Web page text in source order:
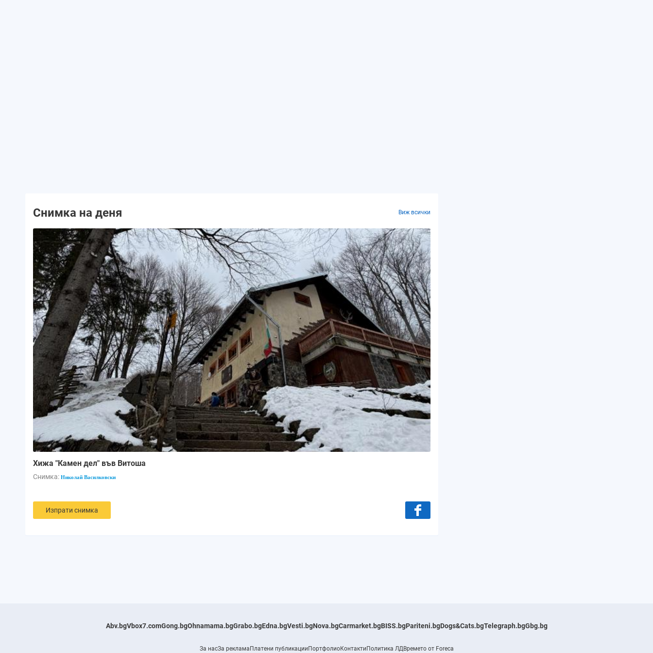
Снимка на деня Виж всички
Хижа "Камен дел" във Витоша
Снимка: Николай Василковски
Изпрати снимка
Abv.bgVbox7.comGong.bgOhnamama.bgGrabo.bgEdna.bgVesti.bgNova.bgCarmarket.bgBISS.bgPariteni.bgDogs&Cats.bgTelegraph.bgGbg.bg
За насЗа рекламаПлатени публикацииПортфолиоКонтактиПолитика ЛДВремето от Foreca